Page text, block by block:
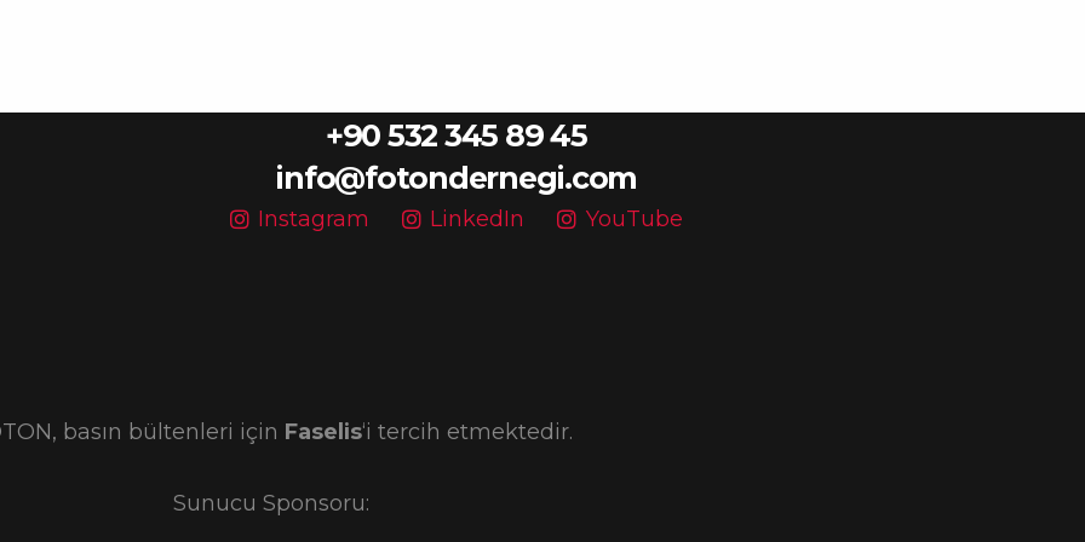
+90 532 345 89 45
info@fotondernegi.com
Instagram LinkedIn YouTube
basın bültenleri için Faselis‘i tercih etmektedir.
Sunucu Sponsoru: